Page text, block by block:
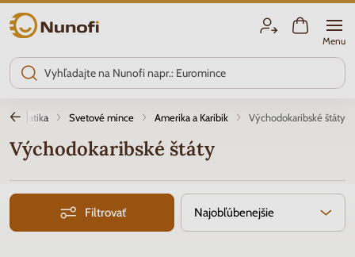
Nunofi.sk
Menu
Svetové mince Amerika a Karibik Východokaribské štáty
Východokaribské štáty
Filtrovať Najobľúbenejšie